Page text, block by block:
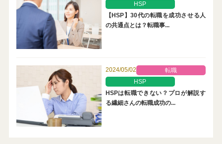
HSP
【HSP】30代の転職を成功させる人
の共通点とは？転職事...
2024/05/02
転職
HSP
HSPは転職できない？プロが解説す
る繊細さんの転職成功の...